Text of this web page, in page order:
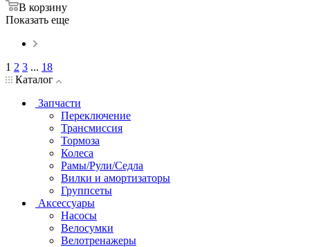
В корзину
Показать еще
1 2 3 ... 18
Каталог
Запчасти
Переключение
Трансмиссия
Тормоза
Колеса
Рамы/Рули/Седла
Вилки и амортизаторы
Группсеты
Аксессуары
Насосы
Велосумки
Велотренажеры